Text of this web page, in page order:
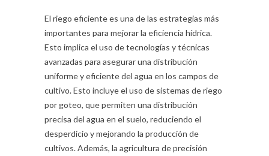
El riego eficiente es una de las estrategias más
importantes para mejorar la eficiencia hídrica.
Esto implica el uso de tecnologías y técnicas
avanzadas para asegurar una distribución
uniforme y eficiente del agua en los campos de
cultivo. Esto incluye el uso de sistemas de riego
por goteo, que permiten una distribución
precisa del agua en el suelo, reduciendo el
desperdicio y mejorando la producción de
cultivos. Además, la agricultura de precisión